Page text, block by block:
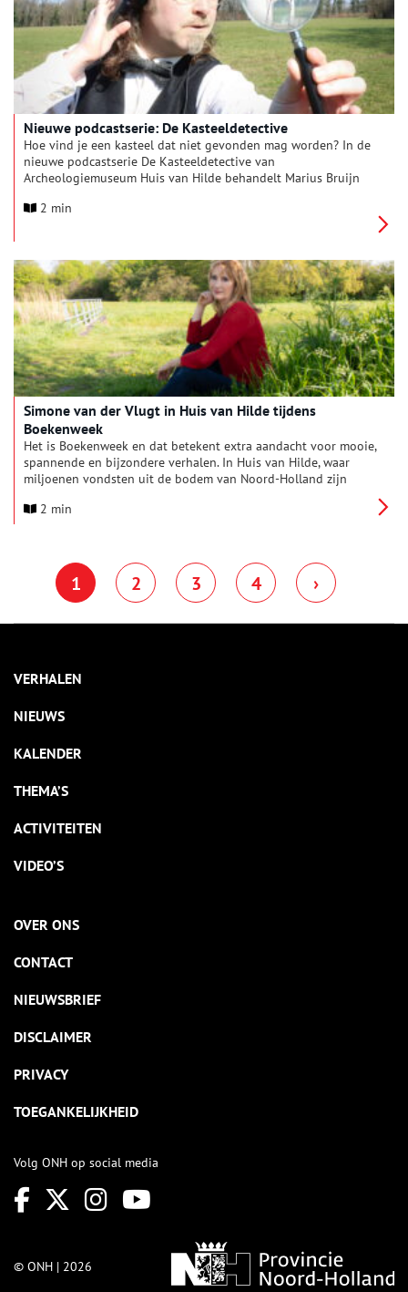
Nieuwe podcastserie: De Kasteeldetective
Hoe vind je een kasteel dat niet gevonden mag worden? In de
nieuwe podcastserie De Kasteeldetective van
Archeologiemuseum Huis van Hilde behandelt Marius Bruijn
Holland. In de eerste aflevering gaat hij op zoek naar het
2 min
Simone van der Vlugt in Huis van Hilde tijdens
Boekenweek
Het is Boekenweek en dat betekent extra aandacht voor mooie,
spannende en bijzondere verhalen. In Huis van Hilde, waar
miljoenen vondsten uit de bodem van Noord-Holland zijn
oprapen. Schrijfster Simone van der Vlugt haalt haar inspiratie
in Castricum.
2 min
1 2 3 4 ›
VERHALEN
NIEUWS
KALENDER
THEMA’S
ACTIVITEITEN
VIDEO’S
OVER ONS
CONTACT
NIEUWSBRIEF
DISCLAIMER
PRIVACY
TOEGANKELIJKHEID
Volg ONH op social media
© ONH | 2026